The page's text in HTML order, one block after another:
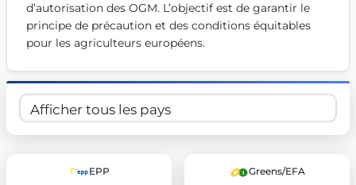
d’autorisation des OGM. L’objectif est de garantir le
principe de précaution et des conditions équitables
pour les agriculteurs européens.
EPP Greens/EFA